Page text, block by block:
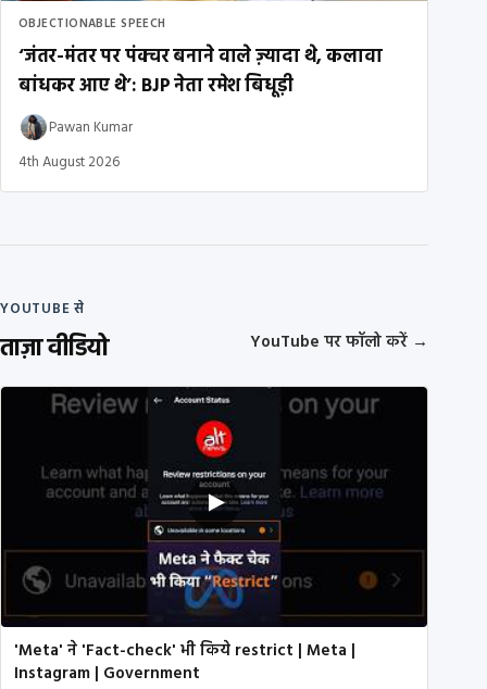
OBJECTIONABLE SPEECH
‘जंतर-मंतर पर पंक्चर बनाने वाले ज़्यादा थे, कलावा
बांधकर आए थे’: BJP नेता रमेश बिधूड़ी
Pawan Kumar
4th August 2026
YOUTUBE से
ताज़ा वीडियो YouTube पर फॉलो करें →
'Meta' ने 'Fact-check' भी किये restrict | Meta |
Instagram | Government